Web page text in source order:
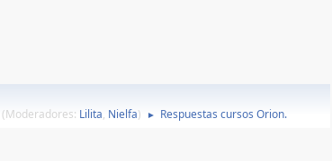
(Moderadores: Lilita, Nielfa) ► Respuestas cursos Orion.